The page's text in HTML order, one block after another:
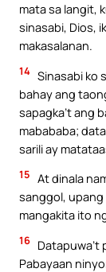
mata sa langit,
sinasabi, Dios,
makasalanan.
14 Sinasabi ko
bahay ang
sapagka’t ang
mabababa;
sarili ay
15 At dinala
sanggol, upang
mangakita ito
16 Datapuwa’t
Pabayaan